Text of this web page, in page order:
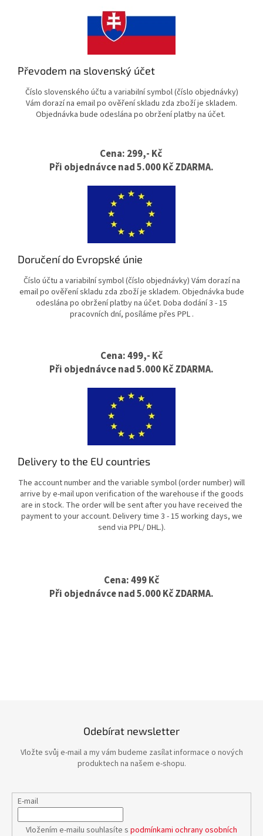
Převodem na slovenský účet
Číslo slovenského účtu a variabilní symbol (číslo objednávky)
Vám dorazí na email po ověření skladu zda zboží je skladem.
Objednávka bude odeslána po obržení platby na účet.
Cena: 299,- Kč
Při objednávce nad 5.000 KčZDARMA.
Doručení do Evropské únie
Číslo účtu a variabilní symbol (číslo objednávky) Vám dorazí na
email po ověření skladu zda zboží je skladem. Objednávka bude
odeslána po obržení platby na účet. Doba dodání 3 - 15
pracovních dní, posíláme přes PPL .
Cena:499,- Kč
Při objednávce nad 5.000 KčZDARMA.
Delivery to the EU countries
The account number and the variable symbol (order number) will
arrive by e-mail upon verification of the warehouse if the goods
are in stock. The order will be sent after you have received the
payment to your account. Delivery time 3 - 15 working days, we
send via PPL/ DHL.).
Cena:499 Kč
Při objednávce nad 5.000 KčZDARMA.
Odebírat newsletter
Vložte svůj e-mail a my vám budeme zasílat informace o nových
produktech na našem e-shopu.
E-mail
Vložením e-mailu souhlasíte s podmínkami ochrany osobních